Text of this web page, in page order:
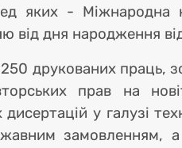
яких - Міжнародна
від дня народження
друкованих праць,
прав на
у галузі
замовленням,